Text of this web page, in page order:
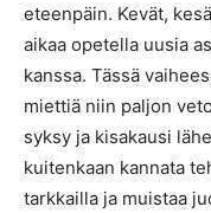
eteenpäin. Kevät,
aikaa opetella uusia
kanssa. Tässä
miettiä niin paljon
syksy ja kisakausi
kuitenkaan kannata
tarkkailla ja muistaa